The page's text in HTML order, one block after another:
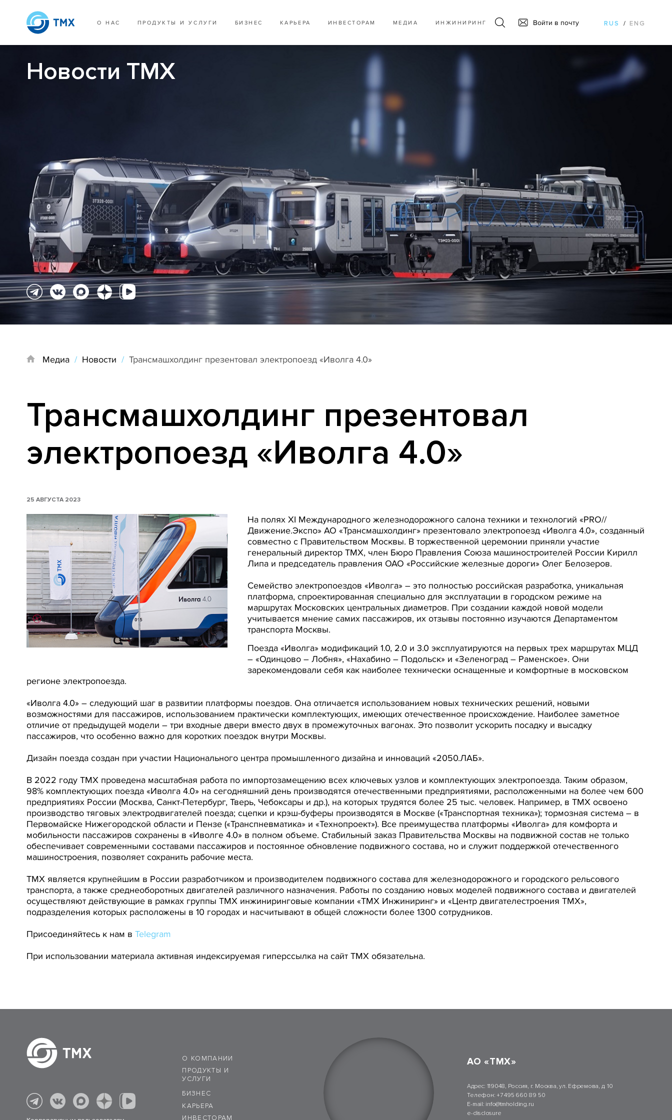
О НАС ПРОДУКТЫ И УСЛУГИ БИЗНЕС КАРЬЕРА ИНВЕСТОРАМ МЕДИА ИНЖИНИРИНГ Войти в почту RUS / ENG
Новости ТМХ
Медиа / Новости / Трансмашхолдинг презентовал электропоезд «Иволга 4.0»
Трансмашхолдинг презентовал
электропоезд «Иволга 4.0»
25 АВГУСТА 2023
На полях XI Международного железнодорожного салона техники и технологий «PRO//
Движение.Экспо» АО «Трансмашхолдинг» презентовало электропоезд «Иволга 4.0», созданный
совместно с Правительством Москвы. В торжественной церемонии приняли участие
генеральный директор ТМХ, член Бюро Правления Союза машиностроителей России Кирилл
Липа и председатель правления ОАО «Российские железные дороги» Олег Белозеров.
Семейство электропоездов «Иволга» – это полностью российская разработка, уникальная
платформа, спроектированная специально для эксплуатации в городском режиме на
маршрутах Московских центральных диаметров. При создании каждой новой модели
учитывается мнение самих пассажиров, их отзывы постоянно изучаются Департаментом
транспорта Москвы.
Поезда «Иволга» модификаций 1.0, 2.0 и 3.0 эксплуатируются на первых трех маршрутах МЦД
– «Одинцово – Лобня», «Нахабино – Подольск» и «Зеленоград – Раменское». Они
зарекомендовали себя как наиболее технически оснащенные и комфортные в московском
регионе электропоезда.
«Иволга 4.0» – следующий шаг в развитии платформы поездов. Она отличается использованием новых технических решений, новыми
возможностями для пассажиров, использованием практически комплектующих, имеющих отечественное происхождение. Наиболее заметное
отличие от предыдущей модели – три входные двери вместо двух в промежуточных вагонах. Это позволит ускорить посадку и высадку
пассажиров, что особенно важно для коротких поездок внутри Москвы.
Дизайн поезда создан при участии Национального центра промышленного дизайна и инноваций «2050.ЛАБ».
В 2022 году ТМХ проведена масштабная работа по импортозамещению всех ключевых узлов и комплектующих электропоезда. Таким образом,
98% комплектующих поезда «Иволга 4.0» на сегодняшний день производятся отечественными предприятиями, расположенными на более чем 600
предприятиях России (Москва, Санкт-Петербург, Тверь, Чебоксары и др.), на которых трудятся более 25 тыс. человек. Например, в ТМХ освоено
производство тяговых электродвигателей поезда; сцепки и крэш-буферы производятся в Москве («Транспортная техника»); тормозная система – в
Первомайске Нижегородской области и Пензе («Транспневматика» и «Технопроект»). Все преимущества платформы «Иволга» для комфорта и
мобильности пассажиров сохранены в «Иволге 4.0» в полном объеме. Стабильный заказ Правительства Москвы на подвижной состав не только
обеспечивает современными составами пассажиров и постоянное обновление подвижного состава, но и служит поддержкой отечественного
машиностроения, позволяет сохранить рабочие места.
ТМХ является крупнейшим в России разработчиком и производителем подвижного состава для железнодорожного и городского рельсового
транспорта, а также среднеоборотных двигателей различного назначения. Работы по созданию новых моделей подвижного состава и двигателей
осуществляют действующие в рамках группы ТМХ инжиниринговые компании «ТМХ Инжиниринг» и «Центр двигателестроения ТМХ»,
подразделения которых расположены в 10 городах и насчитывают в общей сложности более 1300 сотрудников.
Присоединяйтесь к нам в Telegram
При использовании материала активная индексируемая гиперссылка на сайт ТМХ обязательна.
О КОМПАНИИ
ПРОДУКТЫ И
УСЛУГИ
БИЗНЕС
КАРЬЕРА
ИНВЕСТОРАМ
АО «ТМХ»
Адрес: 119048, Россия, г. Москва, ул. Ефремова, д. 10
Телефон: +7 495 660 89 50
E-mail: info@tmholding.ru
e-disclosure